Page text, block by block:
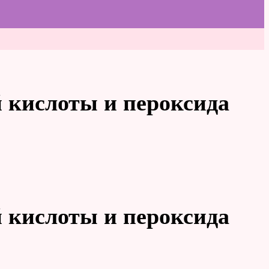
кислоты и пероксида
кислоты и пероксида